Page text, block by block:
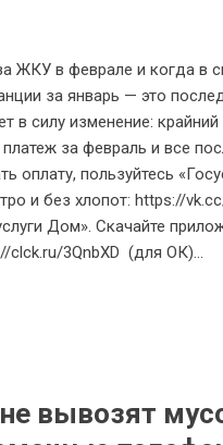
ЖКУ в феврале и когда в
за январь — это
в силу изменение:
за февраль и все
оплату, пользуйтесь
и без хлопот: https://
Дом». Скачайте
3QnbXD (для ОК)...
вывозят